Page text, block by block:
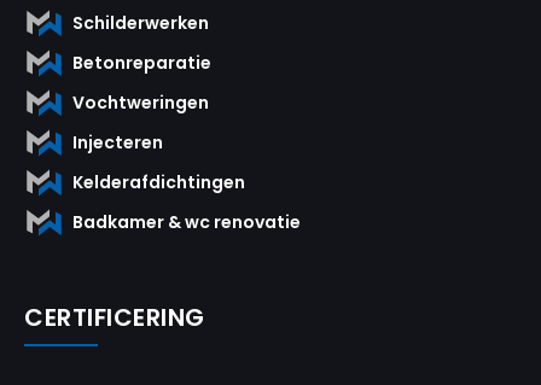
Schilderwerken
Betonreparatie
Vochtweringen
Injecteren
Kelderafdichtingen
Badkamer & wc renovatie
CERTIFICERING